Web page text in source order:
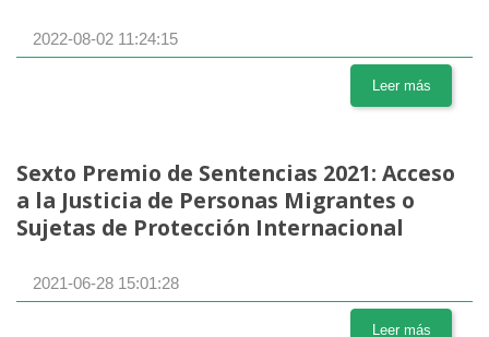
2022-08-02 11:24:15
Leer más
Sexto Premio de Sentencias 2021: Acceso
a la Justicia de Personas Migrantes o
Sujetas de Protección Internacional
2021-06-28 15:01:28
Leer más